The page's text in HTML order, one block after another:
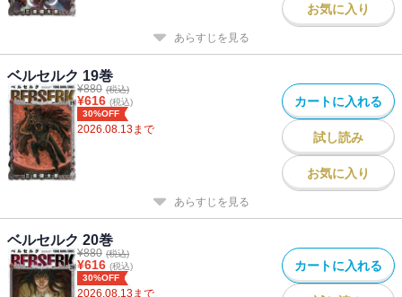
お気に入り
あらすじを見る
ベルセルク 19巻
¥880 (税込)
¥616 (税込)
30%OFF
2026.08.13まで
カートに入れる
試し読み
お気に入り
あらすじを見る
ベルセルク 20巻
¥880 (税込)
¥616 (税込)
30%OFF
2026.08.13まで
カートに入れる